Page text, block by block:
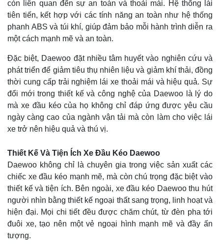
còn liên quan đến sự an toàn và thoải mái. Hệ thống lái
tiên tiến, kết hợp với các tính năng an toàn như hệ thống
phanh ABS và túi khí, giúp đảm bảo mỗi hành trình diễn ra
một cách mạnh mẽ và an toàn.
Đặc biệt, Daewoo đặt nhiều tâm huyết vào nghiên cứu và
phát triển để giảm tiêu thụ nhiên liệu và giảm khí thải, đồng
thời cung cấp trải nghiệm lái xe thoải mái và hiệu quả. Sự
đổi mới trong thiết kế và công nghệ của Daewoo là lý do
mà xe đầu kéo của họ không chỉ đáp ứng được yêu cầu
ngày càng cao của ngành vận tải mà còn làm cho việc lái
xe trở nên hiệu quả và thú vị.
Thiết Kế Và Tiện Ích Xe Đầu Kéo Daewoo
Daewoo không chỉ là chuyên gia trong việc sản xuất các
chiếc xe đầu kéo mạnh mẽ, mà còn chú trọng đặc biệt vào
thiết kế và tiện ích. Bên ngoài, xe đầu kéo Daewoo thu hút
người nhìn bằng thiết kế ngoại thất sang trọng, linh hoạt và
hiện đại. Mọi chi tiết đều được chăm chút, từ đèn pha tới
đuôi xe, tạo nên một vẻ ngoại hình mạnh mẽ và đầy ấn
tượng.